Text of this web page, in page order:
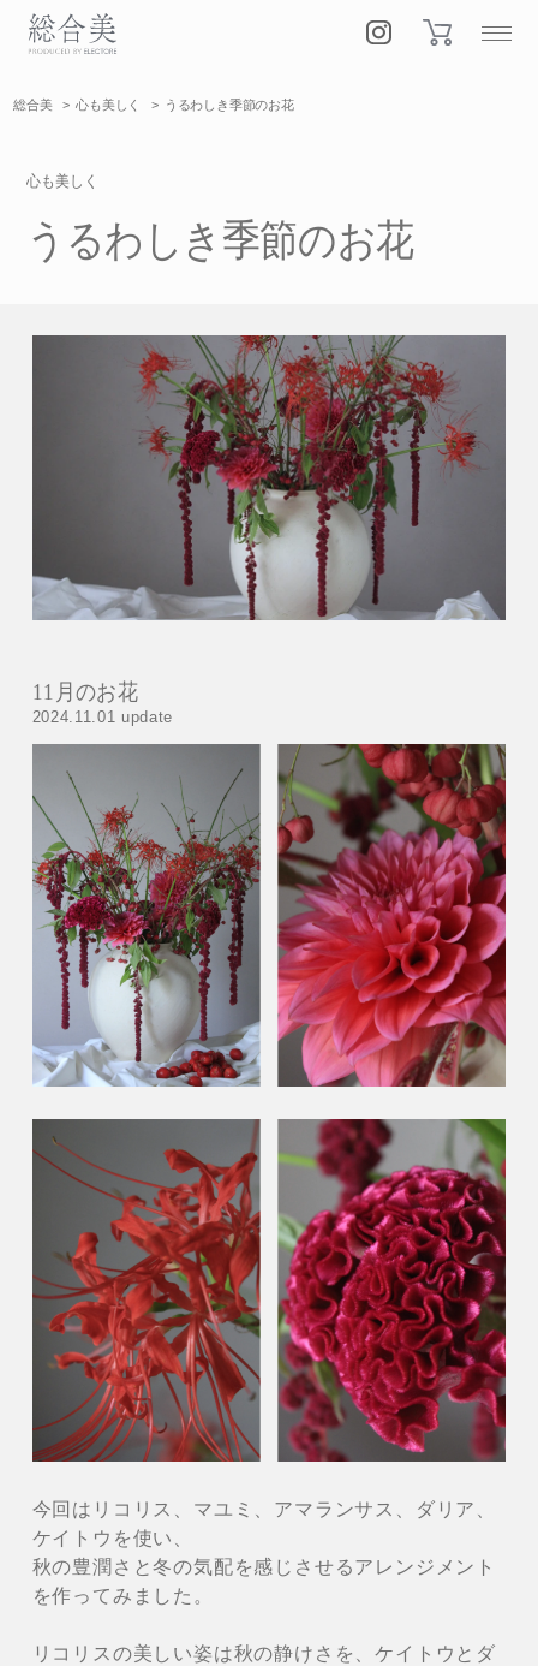
総合美 心も美しく うるわしき季節のお花
心も美しく
うるわしき季節のお花
11月のお花
2024.11.01 update
今回はリコリス、マユミ、アマランサス、ダリア、
ケイトウを使い、
秋の豊潤さと冬の気配を感じさせるアレンジメント
を作ってみました。
リコリスの美しい姿は秋の静けさを、ケイトウとダ